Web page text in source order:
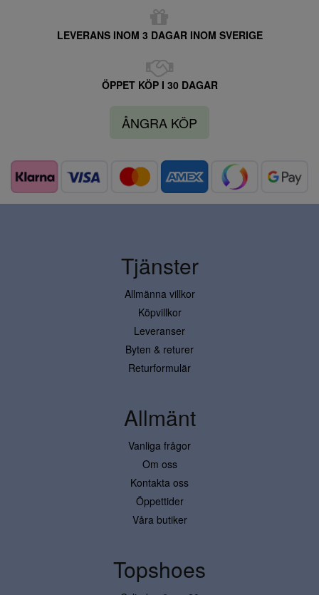
LEVERANS INOM 3 DAGAR INOM SVERIGE
ÖPPET KÖP I 30 DAGAR
ÅNGRA KÖP
Tjänster
Allmänna villkor
Köpvillkor
Leveranser
Byten & returer
Returformulär
Allmänt
Vanliga frågor
Om oss
Kontakta oss
Öppettider
Våra butiker
Topshoes